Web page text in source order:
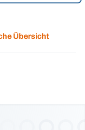
Übersicht